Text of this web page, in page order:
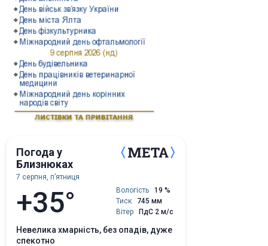
Погода у
Близнюках
7 серпня, пʼятниця
+35° Вологість
19 %
Тиск
745 мм
Вітер
ПдС 2 м/с
невелика хмарність, без опадів, дуже
спекотно